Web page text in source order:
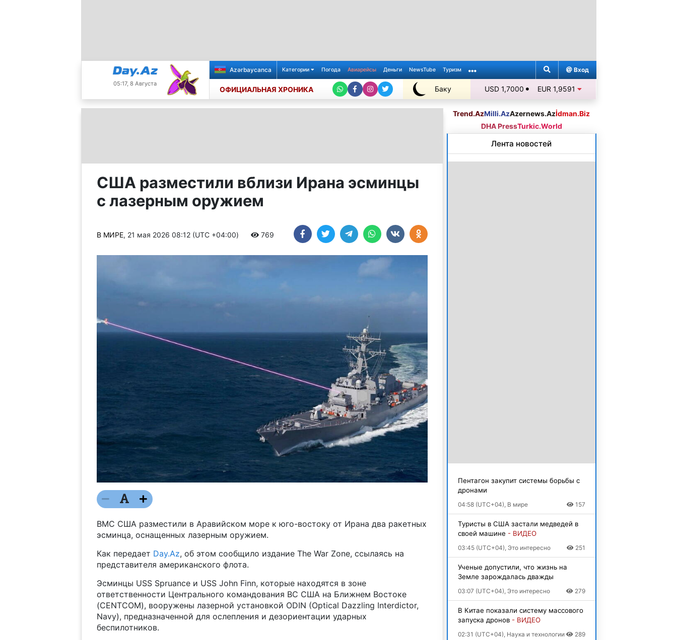
05:17, 8 Августа
Azərbaycanca Категории Погода Авиарейсы Деньги NewsTube Туризм Вход
ОФИЦИАЛЬНАЯ ХРОНИКА Баку
+25℃
USD 1,7000 EUR 1,9591
США разместили вблизи Ирана эсминцы
с лазерным оружием
В МИРЕ, 21 мая 2026 08:12 (UTC +04:00) 769
ВМС США разместили в Аравийском море к юго-востоку от Ирана два ракетных
эсминца, оснащенных лазерным оружием.
Как передает Day.Az, об этом сообщило издание The War Zone, ссылаясь на
представителя американского флота.
Эсминцы USS Spruance и USS John Finn, которые находятся в зоне
ответственности Центрального командования ВС США на Ближнем Востоке
(CENTCOM), вооружены лазерной установкой ODIN (Optical Dazzling Interdictor,
Navy), предназначенной для ослепления и дезориентации ударных
беспилотников.
Trend.AzMilli.AzAzernews.Azİdman.Biz
DHA PressTurkic.World
Лента новостей
Пентагон закупит системы борьбы с
дронами
04:58 (UTC+04), В мире 157
Туристы в США застали медведей в
своей машине - ВИДЕО
03:45 (UTC+04), Это интересно 251
Ученые допустили, что жизнь на
Земле зарождалась дважды
03:07 (UTC+04), Это интересно 279
В Китае показали систему массового
запуска дронов - ВИДЕО
02:31 (UTC+04), Наука и технологии 289